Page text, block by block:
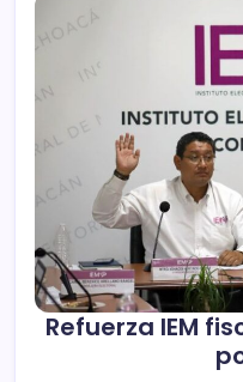
Refuerza IEM